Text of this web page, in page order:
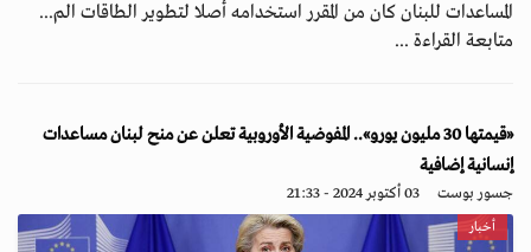
المساعدات للبنان كان من المقرر استخدامه أصلا لتطوير الطاقات الم...
متابعة القراءة ...
«قيمتها 30 مليون يورو».. المفوضية الأوروبية تعلن عن منح لبنان مساعدات
إنسانية إضافية
جسور بوست 03 أكتوبر 2024 - 21:33
أخبار